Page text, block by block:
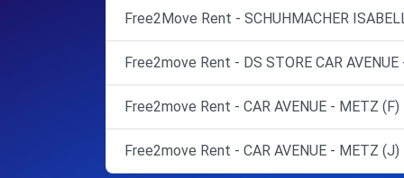
Free2Move Rent - SCHUHMACHER
Free2move Rent - DS STORE CAR
Free2move Rent - CAR AVENUE - METZ (F)
Free2move Rent - CAR AVENUE - METZ (J)